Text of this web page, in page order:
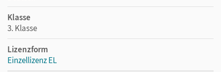
Klasse
3. Klasse
Lizenzform
Einzellizenz EL